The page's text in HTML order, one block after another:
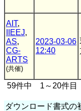
AIT,
IIEEJ,
AS,
CG-
ARTS
(共催)
2023-03-06
12:40
59件中 1～20件目
ダウンロード書式の